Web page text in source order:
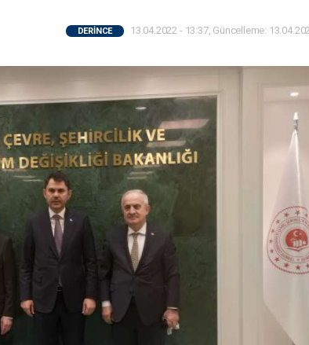
DERİNCE 13.04.2022 - 13:37, Güncelleme: